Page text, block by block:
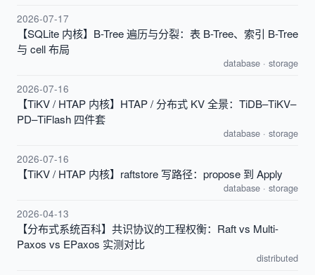
2026-07-17
【SQLite 内核】B-Tree 遍历与分裂：表 B-Tree、索引 B-Tree
与 cell 布局
database · storage
2026-07-16
【TiKV / HTAP 内核】HTAP / 分布式 KV 全景：TiDB–TiKV–
PD–TiFlash 四件套
database · storage
2026-07-16
【TiKV / HTAP 内核】raftstore 写路径：propose 到 Apply
database · storage
2026-04-13
【分布式系统百科】共识协议的工程权衡：Raft vs Multi-
Paxos vs EPaxos 实测对比
distributed